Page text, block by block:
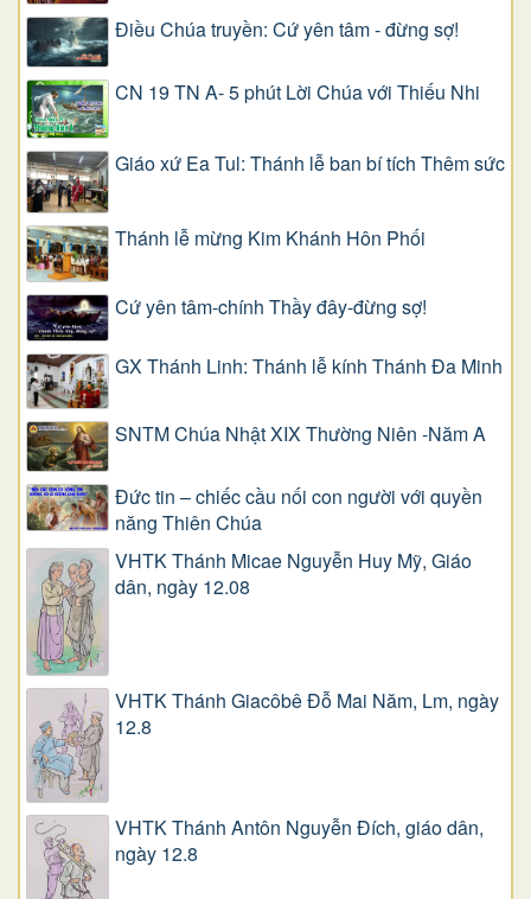
Điều Chúa truyền: Cứ yên tâm - đừng sợ!
CN 19 TN A- 5 phút Lời Chúa với Thiếu Nhi
Giáo xứ Ea Tul: Thánh lễ ban bí tích Thêm sức
Thánh lễ mừng Kim Khánh Hôn Phối
Cứ yên tâm-chính Thầy đây-đừng sợ!
GX Thánh Linh: Thánh lễ kính Thánh Đa Minh
SNTM Chúa Nhật XIX Thường Niên -Năm A
Đức tin – chiếc cầu nối con người với quyền
năng Thiên Chúa
VHTK Thánh Micae Nguyễn Huy Mỹ, Giáo
dân, ngày 12.08
VHTK Thánh Giacôbê Ðỗ Mai Năm, Lm, ngày
12.8
VHTK Thánh Antôn Nguyễn Ðích, giáo dân,
ngày 12.8